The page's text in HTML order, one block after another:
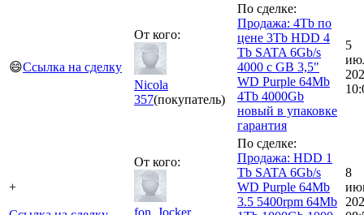
😄Ссылка на сделку
От кого:
Nicola
357(покупатель)
По сделке:
Продажа: 4Tb по
цене 3Tb HDD 4
Tb SATA 6Gb/s
4000 c GB 3,5"
WD Purple 64Mb
4Tb 4000Gb
новый в упаковке
гарантия
5
+
От кого:
fon_Jocker
По сделке:
Продажа: HDD 1
Tb SATA 6Gb/s
WD Purple 64Mb
3.5 5400rpm 64Mb
8